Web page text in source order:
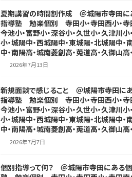
夏期講習の時間割作成 ＠城陽市寺田に
指導塾 勉楽個別 寺田小・寺田西小・寺
今池小・富野小・深谷小・久世小・久津川小
小・城陽中・西城陽中・東城陽・北城陽中・
中・南陽高・城南菱創高・莵道高・久御山高
2026年7月13日
新規面談で感じること ＠城陽市寺田に
指導塾 勉楽個別 寺田小・寺田西小・寺
今池小・富野小・深谷小・久世小・久津川小
小・城陽中・西城陽中・東城陽・北城陽中・
中・南陽高・城南菱創高・莵道高・久御山高
2026年7月7日
個別指導って何？ ＠城陽市寺田にある